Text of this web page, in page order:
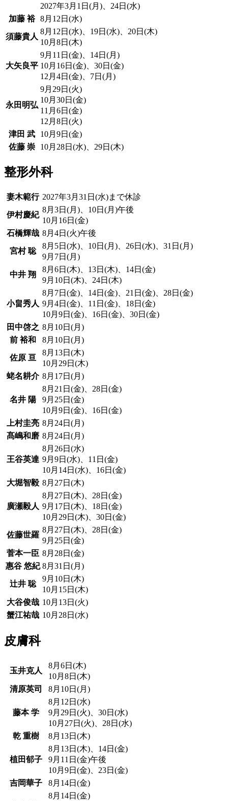
2027年3月1日(月)、24日(水)
加藤 裕 8月12日(水)
須藤貴人
8月12日(水)、19日(水)、20日(木)
10月8日(木)
大矢良平
9月11日(金)、14日(月)
10月16日(金)、30日(金)
12月4日(金)、7日(月)
永田明弘
9月29日(火)
10月30日(金)
11月6日(金)
12月8日(火)
津田 武
10月9日(金)
佐藤 崇
10月28日(水)、29日(木)
整形外科
妻木範行 2027年3月31日(水)まで休診
伊村慶紀
8月3日(月)、10日(月)午後
10月16日(金)
石橋輝哉 8月4日(火)午後
宮村 聡
8月5日(水)、10日(月)、26日(水)、31日(月)
9月7日(月)
中井 翔
8月6日(木)、13日(木)、14日(金)
9月10日(木)、24日(木)
小畠秀人
8月7日(金)、14日(金)、21日(金)、28日(金)
9月4日(金)、11日(金)、18日(金)
10月9日(金)、16日(金)、30日(金)
田中啓之 8月10日(月)
前 裕和
8月10日(月)
佐原 亘
8月13日(木)
10月29日(木)
蛯名耕介 8月17日(月)
名井 陽
8月21日(金)、28日(金)
9月25日(金)
10月9日(金)、16日(金)
上村圭亮 8月24日(月)
髙嶋和磨 8月24日(月)
王谷英達
8月26日(水)
9月9日(水)、11日(金)
10月14日(水)、16日(金)
大堀智毅 8月27日(木)
廣瀬毅人
8月27日(木)、28日(金)
9月17日(木)、18日(金)
10月29日(木)、30日(金)
佐藤世羅
8月27日(木)、28日(金)
9月25日(金)
菅本一臣 8月28日(金)
惠谷 悠紀 8月31日(月)
辻井 聡
9月10日(木)
10月15日(木)
大谷俊哉 10月13日(火)
蟹江祐哉 10月28日(水)
皮膚科
玉井克人
8月6日(木)
10月8日(木)
清原英司
8月10日(月)
藤本 学
8月12日(水)
9月29日(火)、30日(水)
10月27日(火)、28日(水)
乾 重樹
8月13日(木)
植田郁子
8月13日(木)、14日(金)
9月11日(金)午後
10月9日(金)、23日(金)
吉岡華子
8月14日(金)
8月14日(金)